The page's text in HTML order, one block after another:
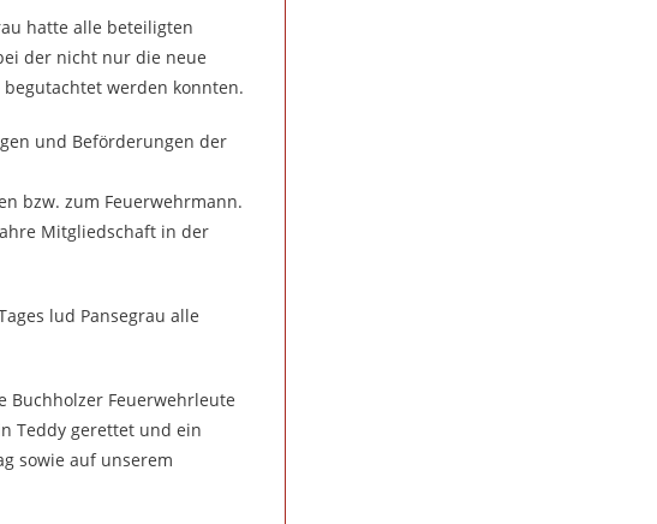
hatte alle beteiligten
der nicht nur die neue
werden konnten.
und Beförderungen der
bzw. zum Feuerwehrmann.
Mitgliedschaft in der
lud Pansegrau alle
Buchholzer Feuerwehrleute
Teddy gerettet und ein
sowie auf unserem